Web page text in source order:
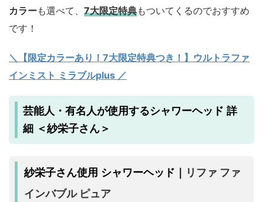
カラーも選べて、 7大限定特典もついてくるのでおすすめ
です！
＼【限定カラーあり！7大限定特典つき！】ウルトラファ
インミスト ミラブルplus ／
芸能人・有名人が使用するシャワーヘッド 詳
細 ＜紗栄子さん＞
紗栄子さん使用 シャワーヘッド｜
リファ ファ
インバブル ピュア